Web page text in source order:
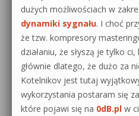
dużych możliwościach w
dynamiki sygnału. I choć
że tzw. kompresory
działaniu, że słyszą je tylko
głównie dlatego, że dużo za
Kotelnikov jest tutaj
wykorzystania postaram się
które pojawi się na 0dB.pl w